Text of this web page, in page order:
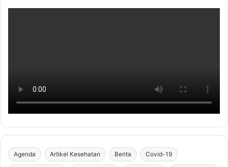
Agenda Artikel Kesehatan Berita Covid-19